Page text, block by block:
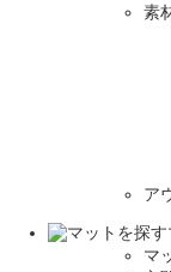
素
ア
マ